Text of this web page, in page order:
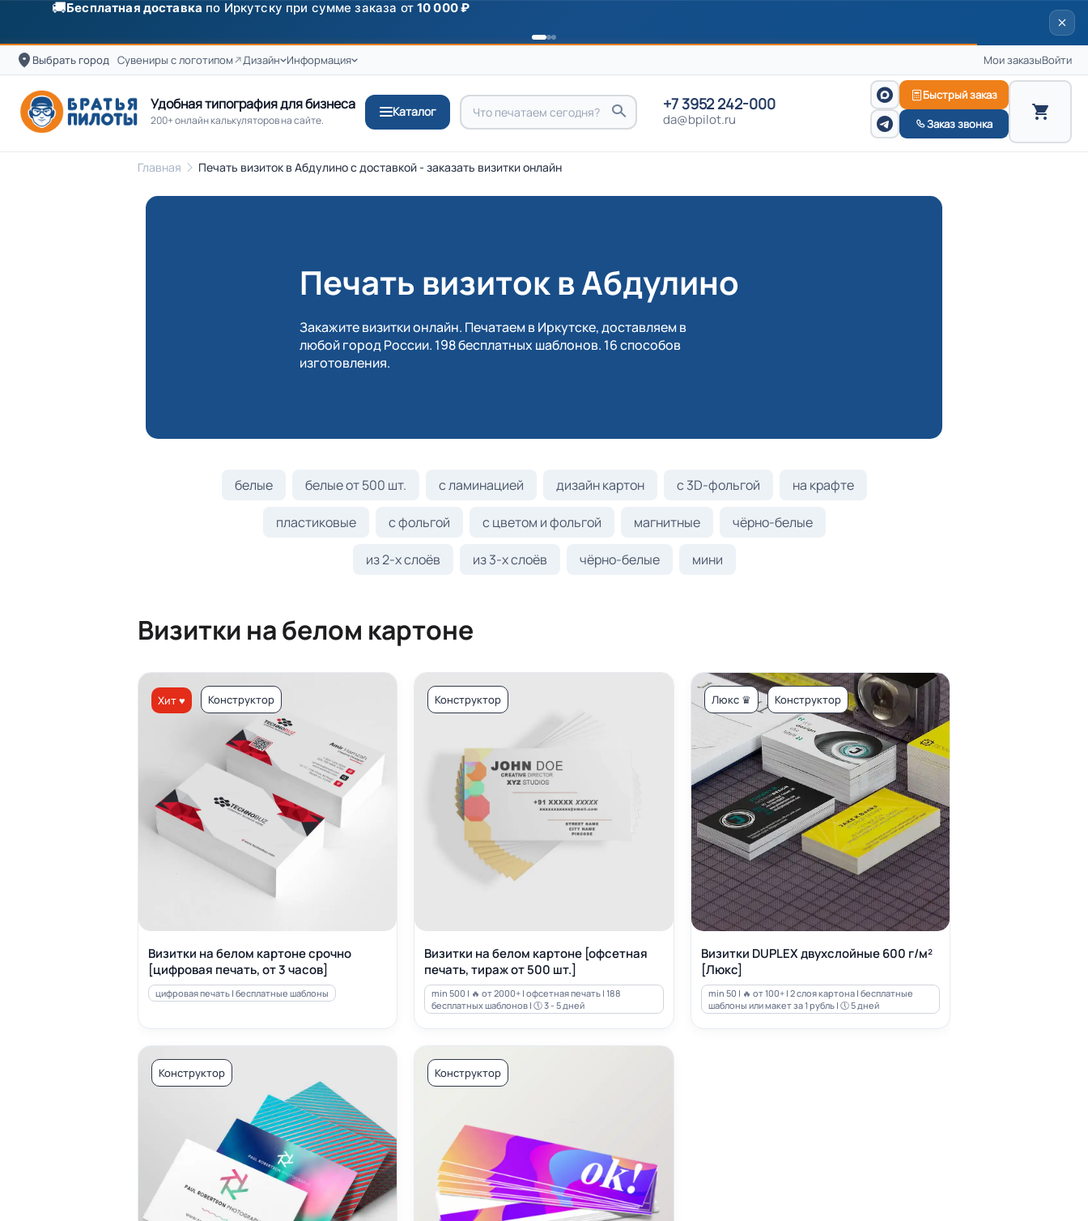
✨Скидка250 ₽на первый заказ от 3000 ₽ по промокоду ПРИВЕТ
Выбрать город Сувениры с логотипом Дизайн Информация Мои заказыВойти
Удобная типография для бизнеса
200+ онлайн калькуляторов на сайте.
Каталог +7 3952 242-000
da@bpilot.ru
Быстрый заказ
Заказ звонка
Главная Печать визиток в Абдулино с доставкой - заказать визитки онлайн
Печать визиток в Абдулино
Закажите визитки онлайн. Печатаем в Иркутске, доставляем в
любой город России. 198 бесплатных шаблонов. 16 способов
изготовления.
белые белые от 500 шт. с ламинацией дизайн картон с 3D-фольгой на крафте
пластиковые с фольгой с цветом и фольгой магнитные чёрно-белые
из 2-х слоёв из 3-х слоёв чёрно-белые мини
Визитки на белом картоне
Хит ♥ Конструктор
Визитки на белом картоне срочно
[цифровая печать, от 3 часов]
цифровая печать | бесплатные шаблоны
Конструктор
Визитки на белом картоне [офсетная
печать, тираж от 500 шт.]
min 500 | 🔥 от 2000+ | офсетная печать | 188
бесплатных шаблонов | 🕔 3 - 5 дней
Люкс ♛ Конструктор
Визитки DUPLEX двухслойные 600 г/м²
[Люкс]
min 50 | 🔥 от 100+ | 2 слоя картона | бесплатные
шаблоны или макет за 1 рубль | 🕔 5 дней
Конструктор Конструктор